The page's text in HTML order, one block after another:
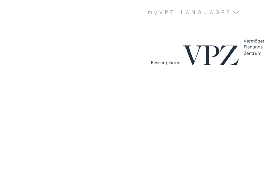
myVPZ LANGUAGES